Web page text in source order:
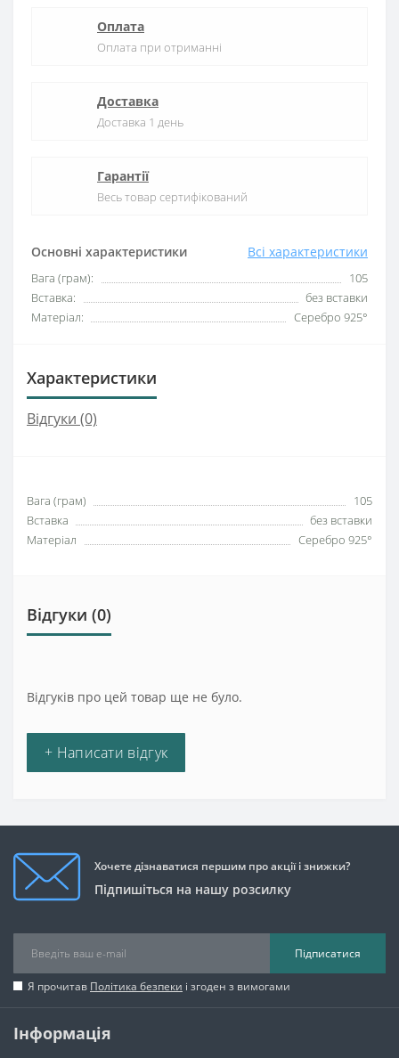
Основні характеристики Всі характеристики
Вага (грам):
105
Вставка:
без вставки
Матеріал:
Серебро 925°
Оплата
Оплата при отриманні
Доставка
Доставка 1 день
Гарантії
Весь товар сертифікований
Характеристики
Відгуки (0)
Вага (грам)
105
Вставка
без вставки
Матеріал
Серебро 925°
Відгуки (0)
Відгуків про цей товар ще не було.
+ Написати відгук
Хочете дізнаватися першим про акції і знижки?
Підпишіться на нашу розсилку
Підписатися
Я прочитав Політика безпеки і згоден з вимогами
Інформація